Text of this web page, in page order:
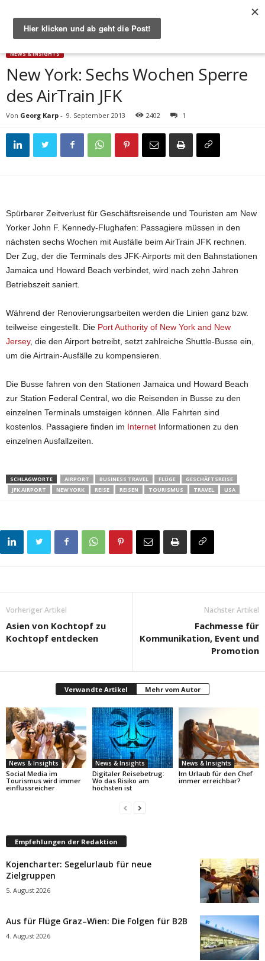
Start News & Insights New York: Sechs Wochen Sperre des AirTrain JFK
NEWS & INSIGHTS
New York: Sechs Wochen Sperre
des AirTrain JFK
Von Georg Karp - 9. September 2013 2402 1
Spürbarer Zeitverlust für Geschäftsreisende und Touristen am New
Yorker John F. Kennedy-Flughafen: Passagiere müssen in den
nächsten sechs Wochen mit Ausfälle beim AirTrain JFK rechnen.
Der Zug, der die Terminals des JFK-Airports mit den Bahnstationen
Jamaica und Howard Beach verbindet, wird nach zehn Jahren
Betriebszeit saniert.
Während der Renovierungsarbeiten werden die Linien ganz bzw.
teilweise eingestellt. Die Port Authority of New York and New
Jersey, die den Airport betreibt, setzt zahlreiche Shuttle-Busse ein,
um die Airtrain-Ausfälle zu kompensieren.
Die Busse fahren von den Stationen Jamaica und Howard Beach
zur Station Federal Central, wo die Reisenden in Busse zu den
einzelnen Terminals umsteigen können. Alle Fahrten sind
kostenlos. Passagiere finden im Internet Informationen zu den
einzelnen Ausfallzeiten.
SCHLAGWORTE AIRPORT BUSINESS TRAVEL FLÜGE
GESCHÄFTSREISE
JFK AIRPORT
NEW YORK REISE REISEN TOURISMUS TRAVEL USA
Vorheriger Artikel
Asien von Kochtopf zu
Kochtopf entdecken
Nächster Artikel
Fachmesse für
Kommunikation, Event und
Promotion
Verwandte Artikel Mehr vom Autor
News & Insights
Social Media im
Tourismus wird immer
einflussreicher
News & Insights
Digitaler Reisebetrug:
Wo das Risiko am
höchsten ist
News & Insights
Im Urlaub für den Chef
immer erreichbar?
Empfehlungen der Redaktion
Kojencharter: Segelurlaub für neue
Zielgruppen
5. August 2026
Aus für Flüge Graz–Wien: Die Folgen für B2B
4. August 2026